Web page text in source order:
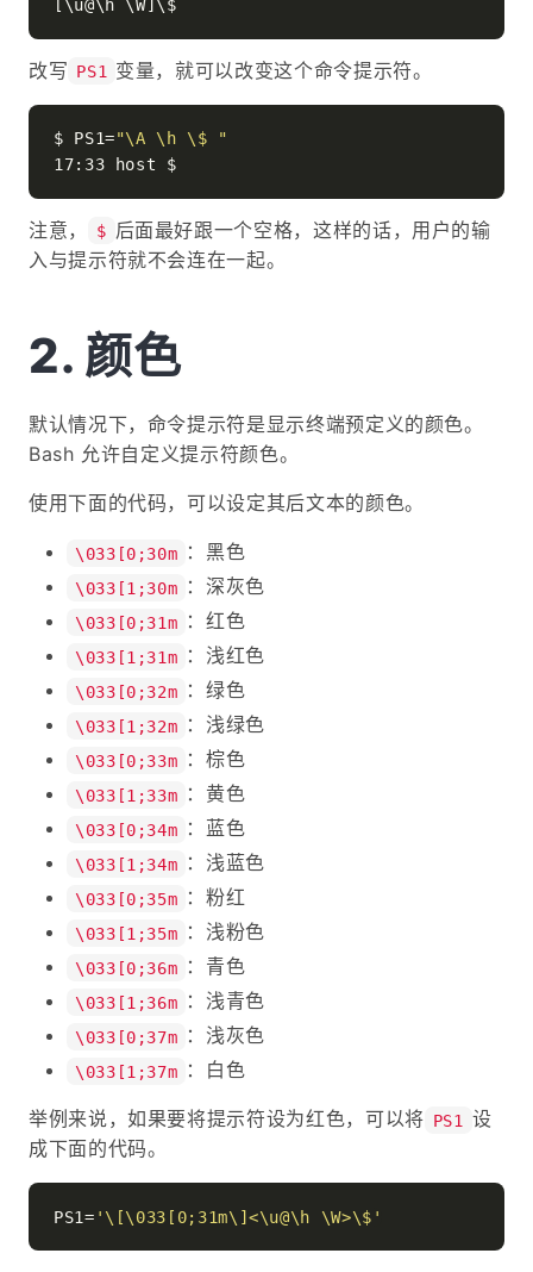
改写 PS1 变量，就可以改变这个命令提示符。
$ PS1="\A \h \$ "
注意， $ 后面最好跟一个空格，这样的话，用户的输
入与提示符就不会连在一起。
颜色
默认情况下，命令提示符是显示终端预定义的颜色。
Bash 允许自定义提示符颜色。
使用下面的代码，可以设定其后文本的颜色。
\033[0;30m ：黑色
\033[1;30m ：深灰色
\033[0;31m ：红色
\033[1;31m ：浅红色
\033[0;32m ：绿色
\033[1;32m ：浅绿色
\033[0;33m ：棕色
\033[1;33m ：黄色
\033[0;34m ：蓝色
\033[1;34m ：浅蓝色
\033[0;35m ：粉红
\033[1;35m ：浅粉色
\033[0;36m ：青色
\033[1;36m ：浅青色
\033[0;37m ：浅灰色
\033[1;37m ：白色
举例来说，如果要将提示符设为红色，可以将 PS1
设
成下面的代码。
PS1= '\[\033[0;31m\]<\u@\h \W>\$'